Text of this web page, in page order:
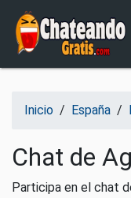
Salir del contenido
Inicio / España /
Chat de
Participa en el chat